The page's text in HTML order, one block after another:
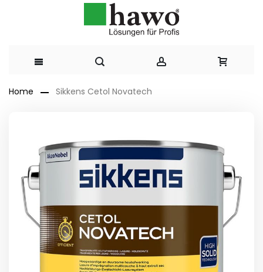
Home Sikkens Cetol Novatech
Bildergalerie
springen